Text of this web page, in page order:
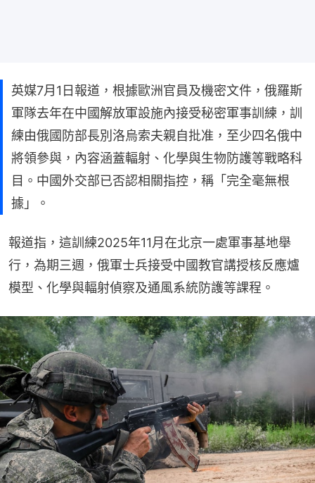
英媒7月1日報道，根據歐洲官員及機密文件，俄羅斯
軍隊去年在中國解放軍設施內接受秘密軍事訓練，訓
練由俄國防部長別洛烏索夫親自批准，至少四名俄中
將領參與，內容涵蓋輻射、化學與生物防護等戰略科
目。中國外交部已否認相關指控，稱「完全毫無根
據」。
報道指，這訓練2025年11月在北京一處軍事基地舉
行，為期三週，俄軍士兵接受中國教官講授核反應爐
模型、化學與輻射偵察及通風系統防護等課程。